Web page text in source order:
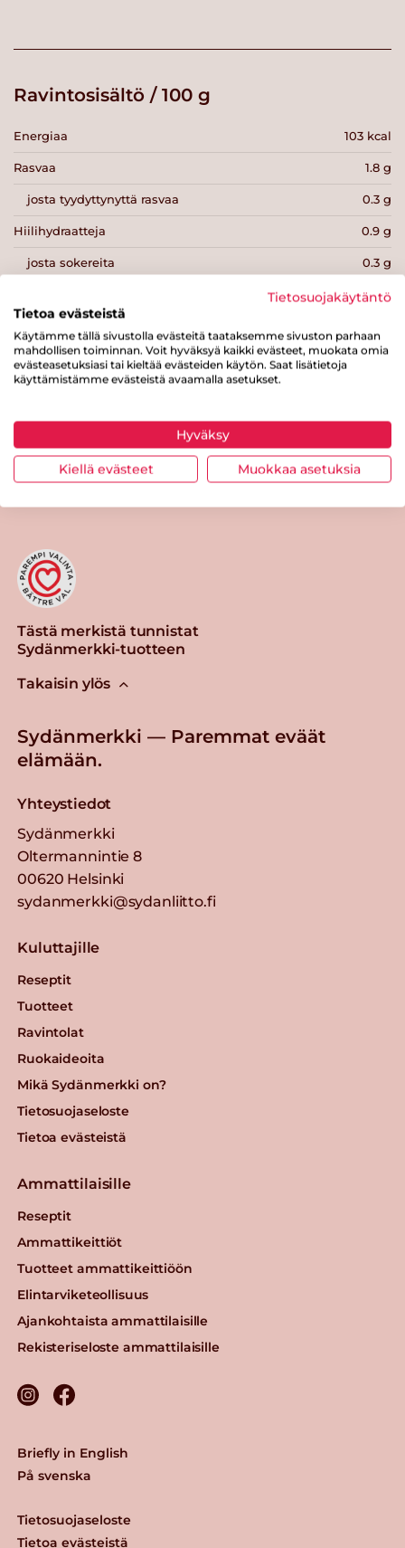
Ravintosisältö / 100 g
Energiaa 103 kcal
Rasvaa 1.8 g
josta tyydyttynyttä rasvaa 0.3 g
Hiilihydraatteja 0.9 g
josta sokereita 0.3 g
0 g
Suolaa 1 g
Tulosta sivu Jaa tuote
Tästä merkistä tunnistat
Sydänmerkki-tuotteen
Takaisin ylös
Sydänmerkki — Paremmat eväät
elämään.
Yhteystiedot
Sydänmerkki
Oltermannintie 8
00620 Helsinki
sydanmerkki@sydanliitto.fi
Kuluttajille
Reseptit
Tuotteet
Ravintolat
Ruokaideoita
Mikä Sydänmerkki on?
Tietosuojaseloste
Tietoa evästeistä
Ammattilaisille
Reseptit
Ammattikeittiöt
Tuotteet ammattikeittiöön
Elintarviketeollisuus
Ajankohtaista ammattilaisille
Rekisteriseloste ammattilaisille
Tietosuojaseloste
Tietoa evästeistä
Briefly in English
På svenska
Tietosuojakäytäntö
Tietoa evästeistä
Käytämme tällä sivustolla evästeitä taataksemme sivuston parhaan
mahdollisen toiminnan. Voit hyväksyä kaikki evästeet, muokata omia
evästeasetuksiasi tai kieltää evästeiden käytön. Saat lisätietoja
käyttämistämme evästeistä avaamalla asetukset.
Hyväksy
Kiellä evästeet Muokkaa asetuksia